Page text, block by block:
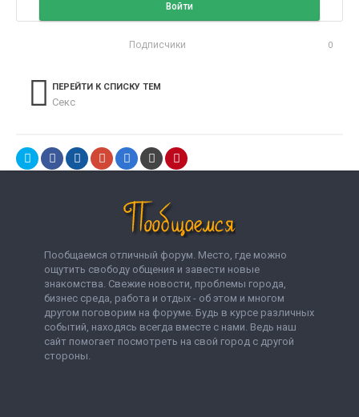
Войти
Подписчики 0
ПЕРЕЙТИ К СПИСКУ ТЕМ
Секс
Пообщаемся отличный форум. Место, где можно
ощутить свободу общения и завести новые
знакомства. Свежие новости, проблемы города,
бизнес среда, работа и отдых - об этом и многом
другом поговорим на форуме. Будь в курсе различных
событий, находясь всегда вместе с нами. Ведь наш
сайт помогает посмотреть на свой город с другой
стороны.